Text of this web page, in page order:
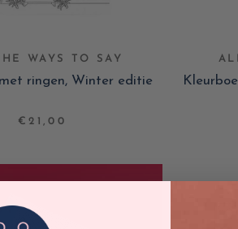
WAYS TO SAY
ringen, Winter editie
€21,00